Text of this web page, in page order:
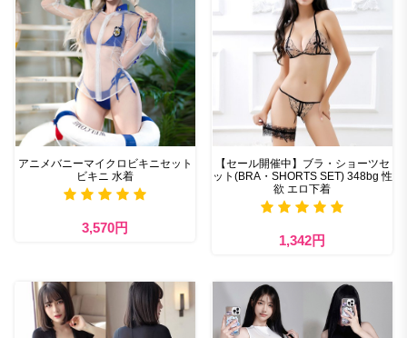
アニメバニーマイクロビキニセット
ビキニ 水着​
3,570円
【セール開催中】ブラ・ショーツセ
ット(BRA・SHORTS SET) 348bg 性
欲 エロ下着
1,342円